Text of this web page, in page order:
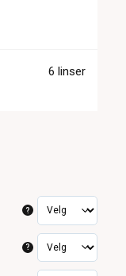
6 linser
?
?